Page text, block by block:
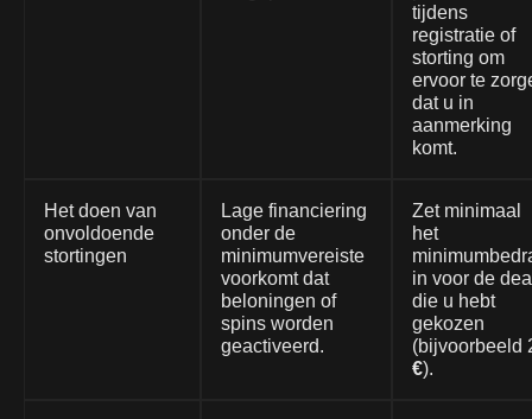
tijdens
registratie of
storting om
ervoor te
dat u in
aanmerking
komt.
Het doen van
onvoldoende
stortingen
Lage financiering
onder de
minimumvereiste
voorkomt dat
beloningen of
spins worden
geactiveerd.
Zet minimaal
het
in voor de
die u hebt
gekozen
(bijvoorbeeld
€).